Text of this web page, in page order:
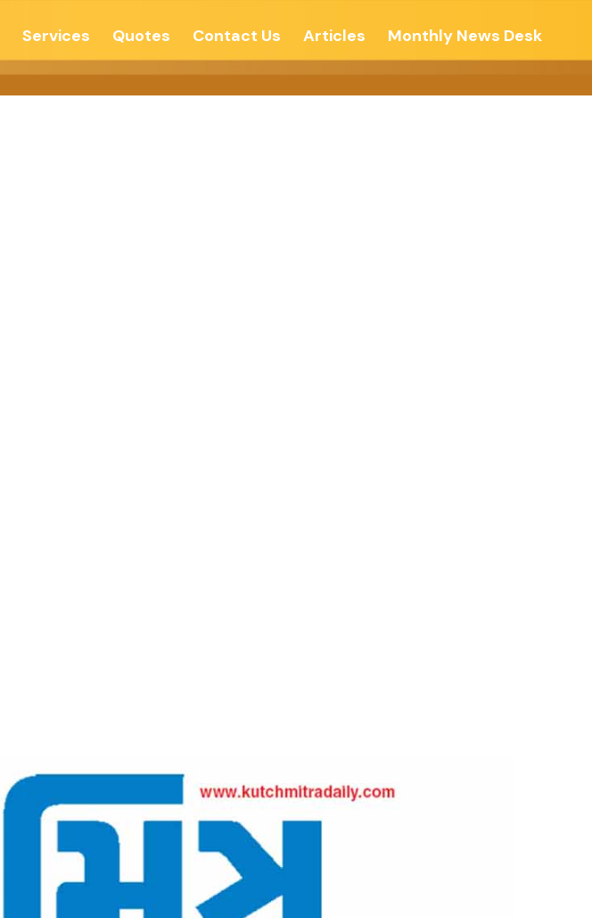
Services Quotes Contact Us Articles Monthly News Desk